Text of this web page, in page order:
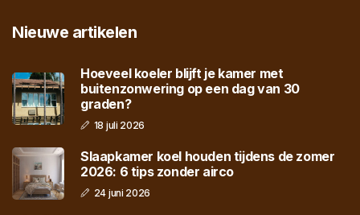
Nieuwe artikelen
Hoeveel koeler blijft je kamer met
buitenzonwering op een dag van 30
graden?
18 juli 2026
Slaapkamer koel houden tijdens de zomer
2026: 6 tips zonder airco
24 juni 2026